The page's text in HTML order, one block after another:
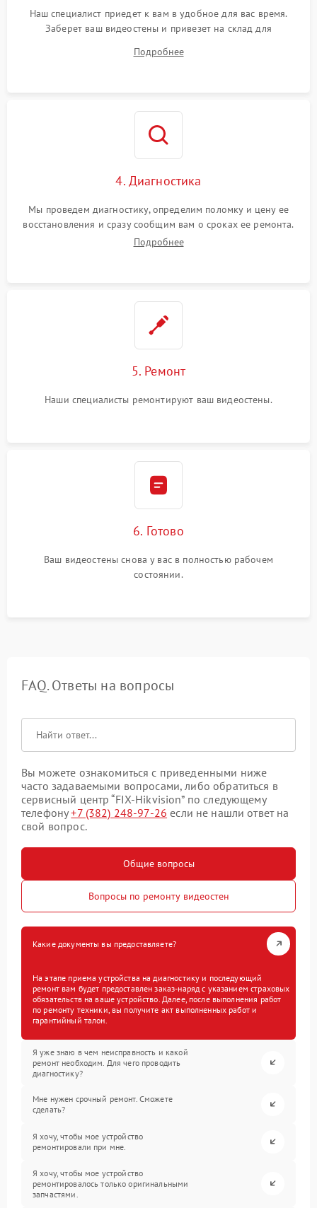
Наш специалист приедет к вам в удобное для вас время.
Заберет ваш видеостены и привезет на склад для
Подробнее
4. Диагностика
Мы проведем диагностику, определим поломку и цену ее
восстановления и сразу сообщим вам о сроках ее ремонта.
Подробнее
5. Ремонт
Наши специалисты ремонтируют ваш видеостены.
6. Готово
Ваш видеостены снова у вас в полностью рабочем
состоянии.
FAQ. Ответы на вопросы
Вы можете ознакомиться с приведенными ниже
часто задаваемыми вопросами, либо обратиться в
сервисный центр “FIX-Hikvision” по следующему
телефону+7 (382) 248-97-26 если не нашли ответ на
свой вопрос.
Общие вопросы
Вопросы по ремонту видеостен
Какие документы вы предоставляете?
На этапе приема устройства на диагностику и последующий
ремонт вам будет предоставлен заказ-наряд с указанием страховых
обязательств на ваше устройство. Далее, после выполнения работ
по ремонту техники, вы получите акт выполненных работ и
гарантийный талон.
Я уже знаю в чем неисправность и какой
ремонт необходим. Для чего проводить
диагностику?
Мне нужен срочный ремонт. Сможете
сделать?
Я хочу, чтобы мое устройство
ремонтировали при мне.
Я хочу, чтобы мое устройство
ремонтировалось только оригинальными
запчастями.